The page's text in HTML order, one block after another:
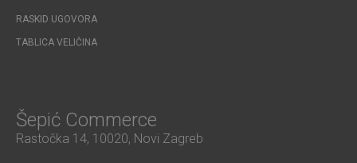
RASKID UGOVORA
TABLICA VELIČINA
Šepić Commerce
Rastočka 14, 10020, Novi Zagreb